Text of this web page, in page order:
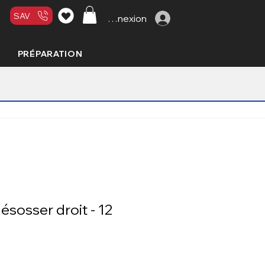
SAV Connexion
PRÉPARATION
droit - 12